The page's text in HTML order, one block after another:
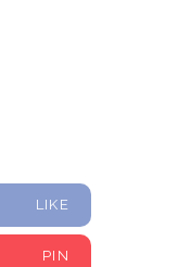
LIKE
PIN